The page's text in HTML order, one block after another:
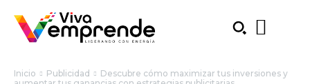
Inicio Publicidad
Descubre cómo maximizar tus inversiones y